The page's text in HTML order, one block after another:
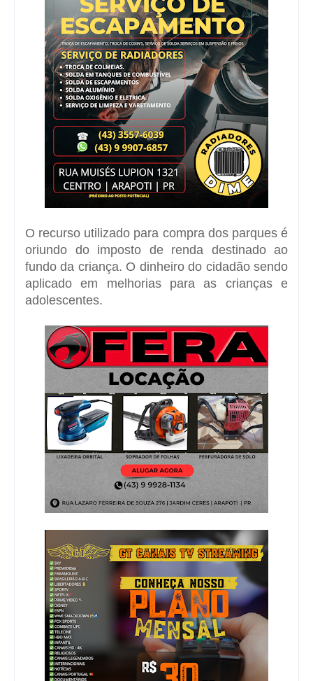
O recurso utilizado para compra dos parques é
oriundo do imposto de renda destinado ao
fundo da criança. O dinheiro do cidadão sendo
aplicado em melhorias para as crianças e
adolescentes.